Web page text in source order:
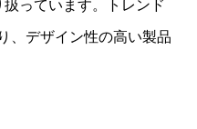
っています。トレンド
、デザイン性の高い製品